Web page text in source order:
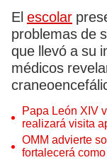
El escolar
problemas de
que llevó a su
médicos
Papa León XIV
realizará visita
OMM advierte
fortalecerá